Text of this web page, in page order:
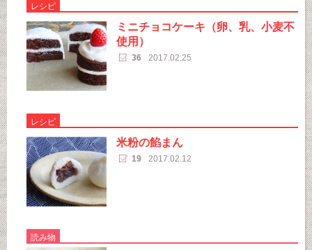
レシピ
ミニチョコケーキ（卵、乳、小麦不
使用）
36 2017.02.25
レシピ
米粉の餡まん
19 2017.02.12
読み物